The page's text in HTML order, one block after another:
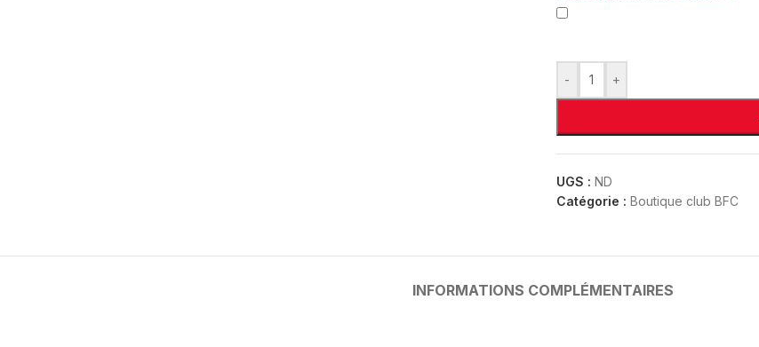
- +
UGS : ND
Catégorie : Boutique club BFC
INFORMATIONS COMPLÉMENTAIRES